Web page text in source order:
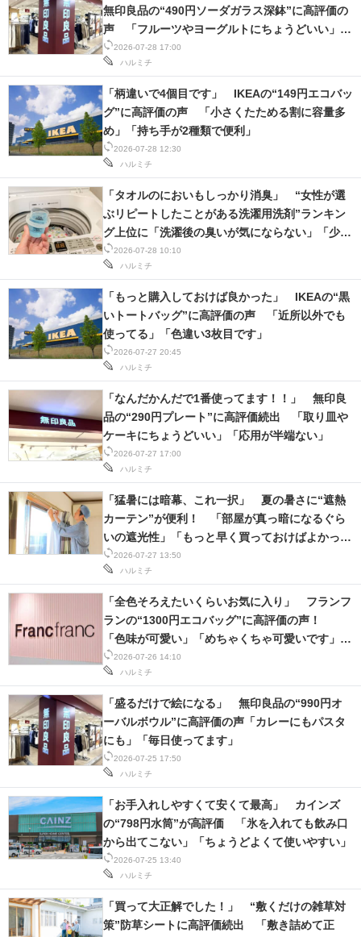
2026-07-28 17:00
ハルミチ
無印良品の“490円ソーダガラス深鉢”に高評価の
声 「フルーツやヨーグルトにちょうどいい」
「年中使えそう」
2026-07-28 12:30
ハルミチ
「柄違いで4個目です」 IKEAの“149円エコバッ
グ”に高評価の声 「小さくたためる割に容量多
め」「持ち手が2種類で便利」
2026-07-28 10:10
ハルミチ
「タオルのにおいもしっかり消臭」 “女性が選
ぶリピートしたことがある洗濯用洗剤”ランキン
グ上位に「洗濯後の臭いが気にならない」「少し
の量で洗えるので、思ったより長持ち」の声
2026-07-27 20:45
ハルミチ
「もっと購入しておけば良かった」 IKEAの“黒
いトートバッグ”に高評価の声 「近所以外でも
使ってる」「色違い3枚目です」
2026-07-27 17:00
ハルミチ
「なんだかんだで1番使ってます！！」 無印良
品の“290円プレート”に高評価続出 「取り皿や
ケーキにちょうどいい」「応用が半端ない」
2026-07-27 13:50
ハルミチ
「猛暑には暗幕、これ一択」 夏の暑さに“遮熱
カーテン”が便利！ 「部屋が真っ暗になるぐら
いの遮光性」「もっと早く買っておけばよかっ
た」
2026-07-26 14:10
ハルミチ
「全色そろえたいくらいお気に入り」 フランフ
ランの“1300円エコバッグ”に高評価の声！
「色味が可愛い」「めちゃくちゃ可愛いです」
「小さく畳めるのも◎」
2026-07-25 17:50
ハルミチ
「盛るだけで絵になる」 無印良品の“990円オ
ーバルボウル”に高評価の声「カレーにもパスタ
にも」「毎日使ってます」
2026-07-25 13:40
ハルミチ
「お手入れしやすくて安くて最高」 カインズ
の“798円水筒”が高評価 「氷を入れても飲み口
から出てこない」「ちょうどよくて使いやすい」
「買って大正解でした！」 “敷くだけの雑草対
策”防草シートに高評価続出 「敷き詰めて正